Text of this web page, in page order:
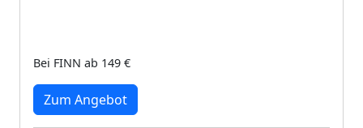
Bei FINN ab 149 €
Zum Angebot